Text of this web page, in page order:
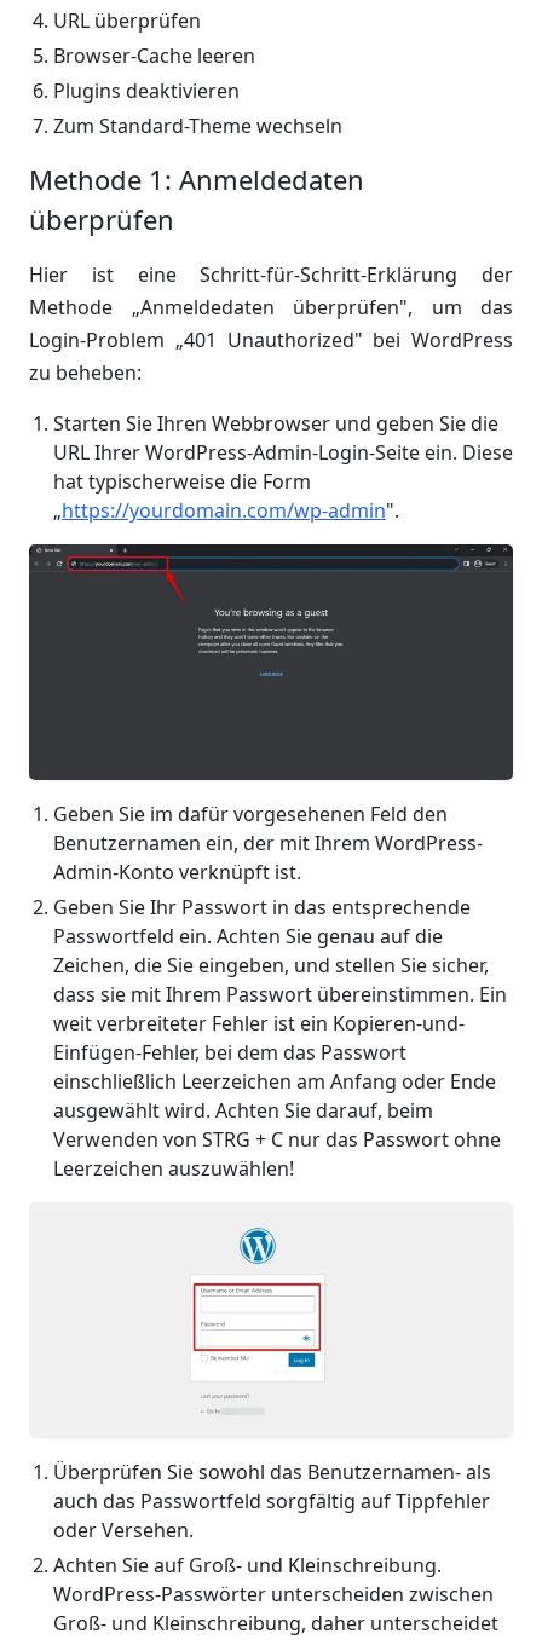
URL überprüfen
Browser-Cache leeren
Plugins deaktivieren
Zum Standard-Theme wechseln
Methode 1: Anmeldedaten
überprüfen
Hier ist eine Schritt-für-Schritt-Erklärung der
Methode „Anmeldedaten überprüfen", um das
Login-Problem „401 Unauthorized" bei WordPress
zu beheben:
Starten Sie Ihren Webbrowser und geben Sie die
URL Ihrer WordPress-Admin-Login-Seite ein. Diese
hat typischerweise die Form
„https://yourdomain.com/wp-admin".
Geben Sie im dafür vorgesehenen Feld den
Benutzernamen ein, der mit Ihrem WordPress-
Admin-Konto verknüpft ist.
Geben Sie Ihr Passwort in das entsprechende
Passwortfeld ein. Achten Sie genau auf die
Zeichen, die Sie eingeben, und stellen Sie sicher,
dass sie mit Ihrem Passwort übereinstimmen. Ein
weit verbreiteter Fehler ist ein Kopieren-und-
Einfügen-Fehler, bei dem das Passwort
einschließlich Leerzeichen am Anfang oder Ende
ausgewählt wird. Achten Sie darauf, beim
Verwenden von STRG + C nur das Passwort ohne
Leerzeichen auszuwählen!
Überprüfen Sie sowohl das Benutzernamen- als
auch das Passwortfeld sorgfältig auf Tippfehler
oder Versehen.
Achten Sie auf Groß- und Kleinschreibung.
WordPress-Passwörter unterscheiden zwischen
Groß- und Kleinschreibung, daher unterscheidet